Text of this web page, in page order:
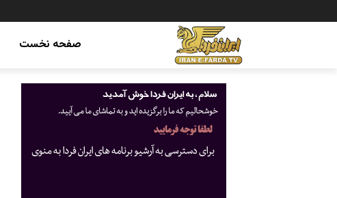
صفحه نخست